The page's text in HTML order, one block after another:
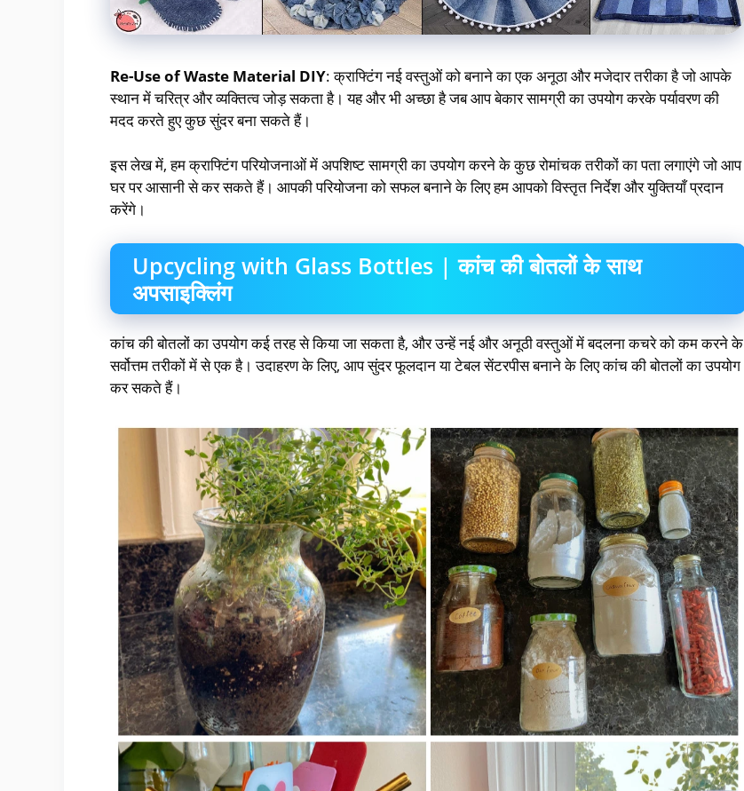
Re-Use of Waste Material DIY: क्राफ्टिंग नई वस्तुओं को बनाने का एक अनूठा और मजेदार तरीका है जो आपके
स्थान में चरित्र और व्यक्तित्व जोड़ सकता है। यह और भी अच्छा है जब आप बेकार सामग्री का उपयोग करके पर्यावरण की
मदद करते हुए कुछ सुंदर बना सकते हैं।
इस लेख में, हम क्राफ्टिंग परियोजनाओं में अपशिष्ट सामग्री का उपयोग करने के कुछ रोमांचक तरीकों का पता लगाएंगे जो आप
घर पर आसानी से कर सकते हैं। आपकी परियोजना को सफल बनाने के लिए हम आपको विस्तृत निर्देश और युक्तियाँ प्रदान
करेंगे।
Upcycling with Glass Bottles | कांच की बोतलों के साथ
अपसाइक्लिंग
कांच की बोतलों का उपयोग कई तरह से किया जा सकता है, और उन्हें नई और अनूठी वस्तुओं में बदलना कचरे को कम करने के
सर्वोत्तम तरीकों में से एक है। उदाहरण के लिए, आप सुंदर फूलदान या टेबल सेंटरपीस बनाने के लिए कांच की बोतलों का उपयोग
कर सकते हैं।